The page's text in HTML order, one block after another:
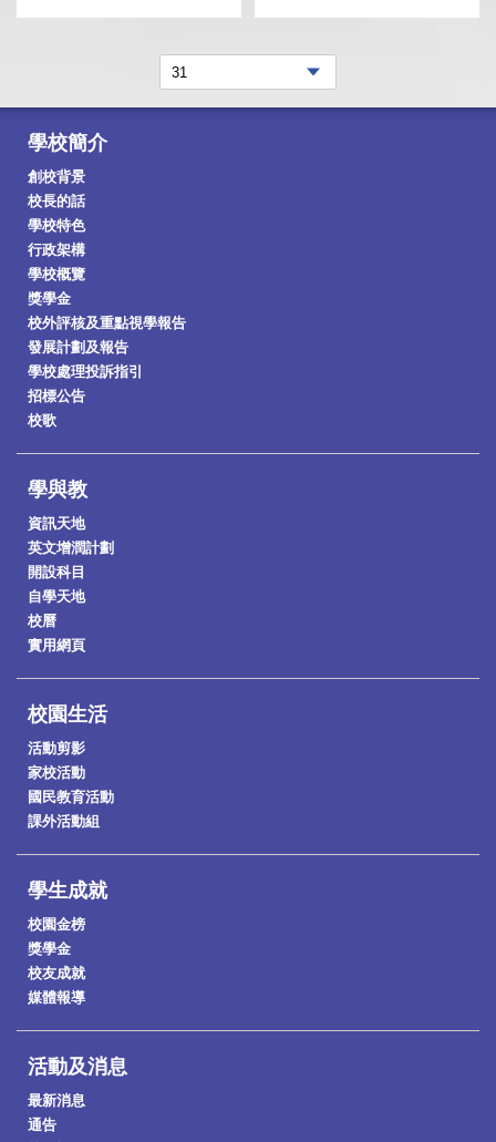
學校簡介
創校背景
校長的話
學校特色
行政架構
學校概覽
獎學金
校外評核及重點視學報告
發展計劃及報告
學校處理投訴指引
招標公告
校歌
學與教
資訊天地
英文增潤計劃
開設科目
自學天地
校曆
實用網頁
校園生活
活動剪影
家校活動
國民教育活動
課外活動組
學生成就
校園金榜
獎學金
校友成就
媒體報導
活動及消息
最新消息
通告